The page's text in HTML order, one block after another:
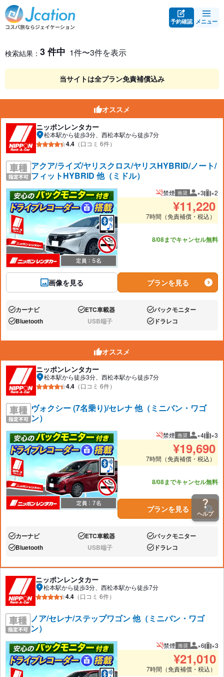
予約確認 メニュー
レンタカー検索・比較
レンタカー検索結果
検索結果： 3 件中 1件〜3件を表示
当サイトは全プラン免責補償込み
オススメ
ニッポンレンタカー
松本駅から徒歩3分、西松本駅から徒歩7分
4.4 （口コミ 6件）
アクア/ライズ/ヤリスクロス/ヤリスHYBRID/ノート/
フィットHYBRID 他（ミドル）
画像を見る
禁煙 推奨 推奨人数
×3 推奨
×2
¥11,220
7時間（免責補償・税込）
8/08までキャンセル無料
プランを見る
あり:カーナビ あり:ETC車載器 あり:バックモニター
あり:Bluetooth なし:USB端子 あり:ドラレコ
オススメ
ニッポンレンタカー
松本駅から徒歩3分、西松本駅から徒歩7分
4.4 （口コミ 6件）
ヴォクシー (7名乗り)/セレナ 他（ミニバン・ワゴ
ン）
禁煙 推奨 推奨人数
×4 推奨
×3
¥19,690
7時間（免責補償・税込）
8/08までキャンセル無料
プランを見る
あり:カーナビ あり:ETC車載器 あり:バックモニター
あり:Bluetooth なし:USB端子 あり:ドラレコ
ニッポンレンタカー
松本駅から徒歩3分、西松本駅から徒歩7分
4.4 （口コミ 6件）
ノア/セレナ/ステップワゴン 他（ミニバン・ワゴ
ン）
禁煙 推奨 推奨人数
×6 推
×3
¥21,010
7時間（免責補償・税込）
ヘルプ